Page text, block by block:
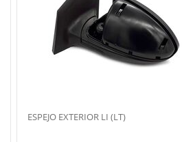
ESPEJO EXTERIOR LI (LT)